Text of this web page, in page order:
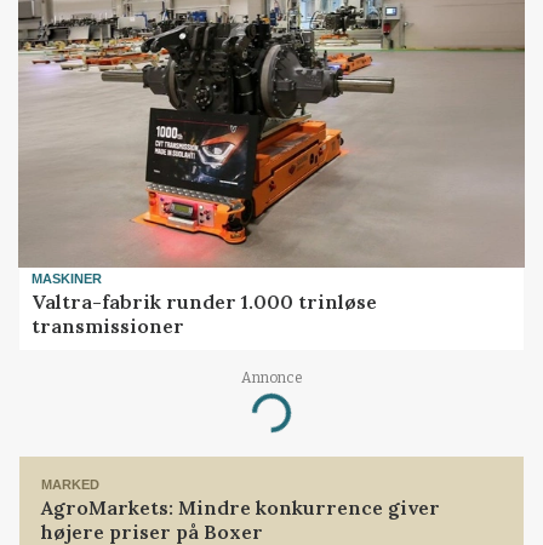
MASKINER
Valtra-fabrik runder 1.000 trinløse
transmissioner
Annonce
Loading...
MARKED
AgroMarkets: Mindre konkurrence giver
højere priser på Boxer